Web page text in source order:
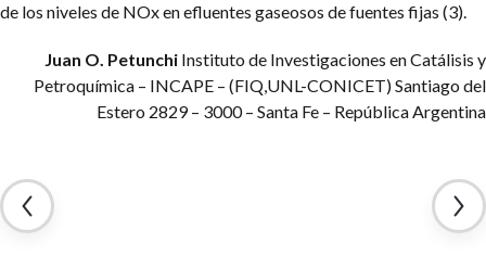
de los niveles de NOx en efluentes gaseosos de fuentes fijas (3).
Juan O. Petunchi Instituto de Investigaciones en Catálisis y
Petroquímica – INCAPE – (FIQ,UNL-CONICET)Santiago del
Estero 2829 – 3000 – Santa Fe – República Argentina